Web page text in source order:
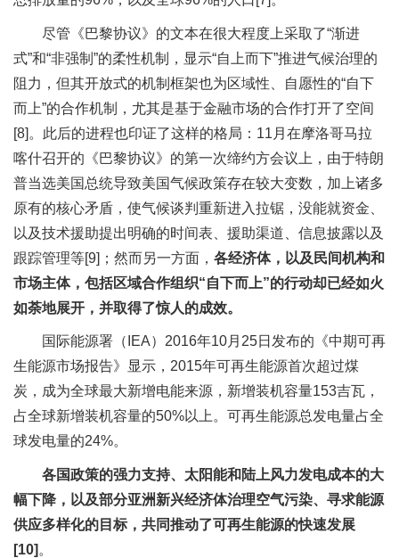
尽管《巴黎协议》的文本在很大程度上采取了“渐进
式”和“非强制”的柔性机制，显示“自上而下”推进气候治理的
阻力，但其开放式的机制框架也为区域性、自愿性的“自下
而上”的合作机制，尤其是基于金融市场的合作打开了空间
[8]。此后的进程也印证了这样的格局：11月在摩洛哥马拉
喀什召开的《巴黎协议》的第一次缔约方会议上，由于特朗
普当选美国总统导致美国气候政策存在较大变数，加上诸多
原有的核心矛盾，使气候谈判重新进入拉锯，没能就资金、
以及技术援助提出明确的时间表、援助渠道、信息披露以及
跟踪管理等[9]；然而另一方面， 各经济体，以及民间机构和
市场主体，包括区域合作组织“自下而上”的行动却已经如火
如荼地展开，并取得了惊人的成效。
国际能源署（IEA）2016年10月25日发布的《中期可再
生能源市场报告》显示，2015年可再生能源首次超过煤
炭，成为全球最大新增电能来源，新增装机容量153吉瓦，
占全球新增装机容量的50%以上。可再生能源总发电量占全
球发电量的24%。
各国政策的强力支持、太阳能和陆上风力发电成本的大
幅下降，以及部分亚洲新兴经济体治理空气污染、寻求能源
供应多样化的目标，共同推动了可再生能源的快速发展
[10] 。